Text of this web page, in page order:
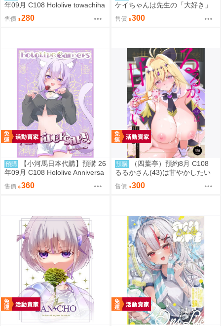
年09月 C108 Hololive towachiha
album2 繪師:柊シン
售價 280
ケイちゃんは先生の「大好き」
に弱い morito
售價 300
預購
【小河馬日本代購】預購 26
年09月 C108 Hololive Anniversa
ry 繪師:etomato
售價 360
預購
（四葉亭）預約8月 C108
るるかさん(43)は甘やかしたい
もずや紫
售價 300